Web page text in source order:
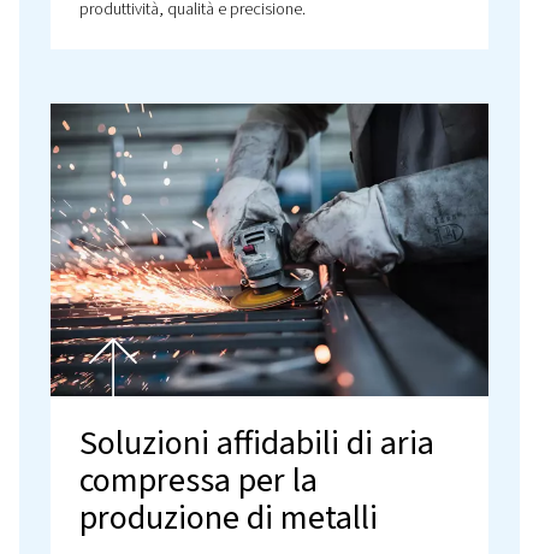
Soluzioni di aria
compressa per il settore
ingegneristico
La nostra pagina del settore ingegneristico fornisce
informazioni dettagliate su come le nostre affidabili
soluzioni di aria compressa migliorano l'efficienza
garantiscono prestazioni di alta qualità in varie